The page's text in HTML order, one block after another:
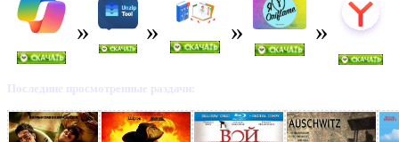
Последние просмотренные раздачи: